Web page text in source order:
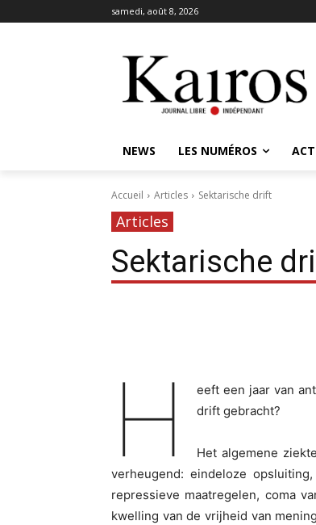
samedi, août 8, 2026
NEWS LES NUMÉROS
Accueil Articles Sektarische drift
Articles
Sektarische
H
eeft een jaar van
drift gebracht?
Het algemene
verheugend: eindeloze
repressieve maatregelen, coma
kwelling van de vrijheid van